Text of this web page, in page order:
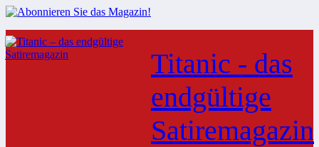
Zum
Inhalt
springen
Titanic - das
endgültige
Satiremagazin